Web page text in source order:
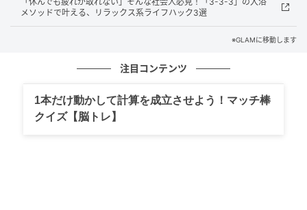
令和6年度の調査では、温泉を利用した年度延べ宿泊利
用人員は1億人以上。宿泊施設数は全国で1万2904軒に
公衆浴場数は全国7770か所で、温泉が観光資源にとど
まらず地域の生活インフラとして根づいている実態が
メソッドで叶える、リラックス系ライフハック3選
※GLAMに移動します
注目コンテンツ
1本だけ動かして計算を成立させよう！マッチ棒
クイズ【脳トレ】